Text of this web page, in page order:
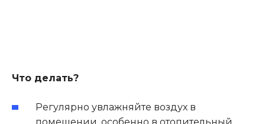
Что делать?
Регулярно увлажняйте воздух в
помещении, особенно в отопительный